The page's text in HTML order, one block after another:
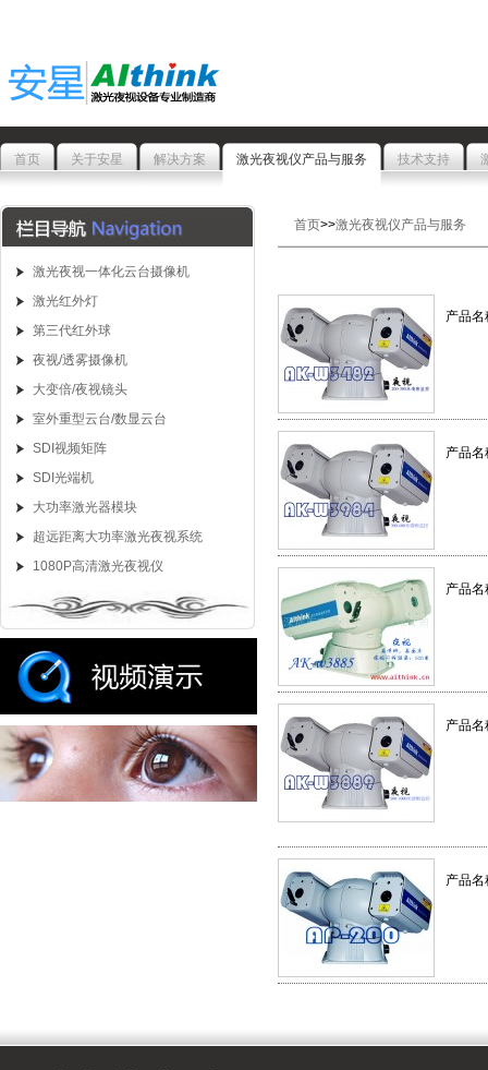
首页 关于安星 解决方案 激光夜视仪产品与服务 技术支持
激光夜视一体化云台摄像机
激光红外灯
第三代红外球
夜视/透雾摄像机
大变倍/夜视镜头
室外重型云台/数显云台
SDI视频矩阵
SDI光端机
大功率激光器模块
超远距离大功率激光夜视系统
1080P高清激光夜视仪
首页>>激光夜视仪产品与服务
产品名
产品名
产品名
产品名
产品名